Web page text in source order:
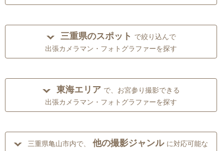
三重県のスポット で絞り込んで
出張カメラマン・フォトグラファーを探す
東海エリア で、お宮参り撮影できる
出張カメラマン・フォトグラファーを探す
三重県亀山市内で、 他の撮影ジャンル に対応可能な